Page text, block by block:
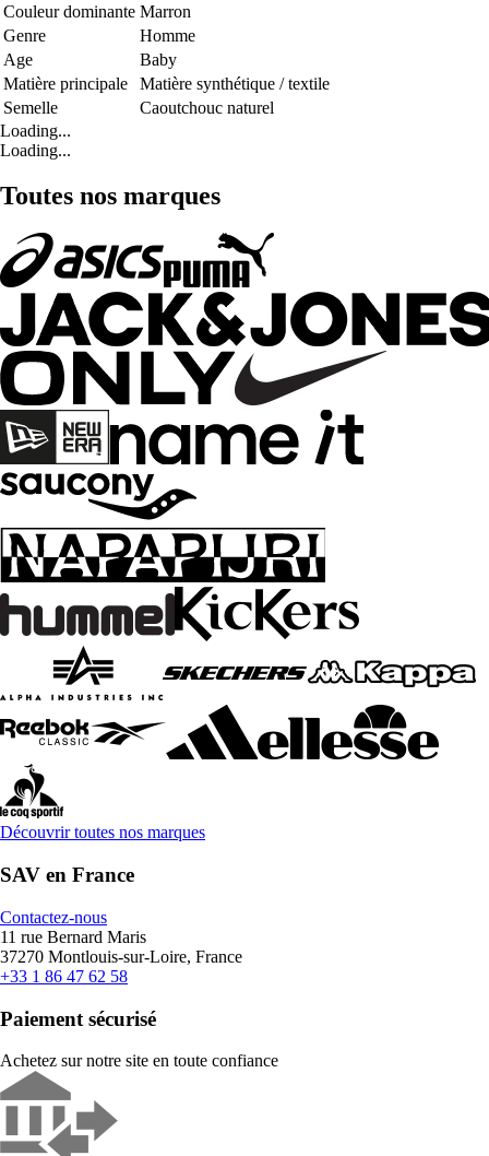
Couleur dominante Marron
Genre
Homme
Age
Baby
Matière principale
Matière synthétique / textile
Semelle
Caoutchouc naturel
Loading...
Loading...
Toutes nos marques
Découvrir toutes nos marques
SAV en France
Contactez-nous
11 rue Bernard Maris
37270 Montlouis-sur-Loire, France
+33 1 86 47 62 58
Paiement sécurisé
Achetez sur notre site en toute confiance